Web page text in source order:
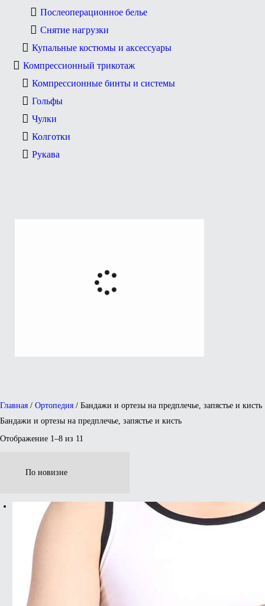
Главная / Ортопедия / Бандажи и ортезы на предплечье, запястье и кисть
Бандажи и ортезы на предплечье, запястье и кисть
Отображение 1–8 из 11
Послеоперационное белье
Снятие нагрузки
Купальные костюмы и аксессуары
Компрессионный трикотаж
Компрессионные бинты и системы
Гольфы
Чулки
Колготки
Рукава